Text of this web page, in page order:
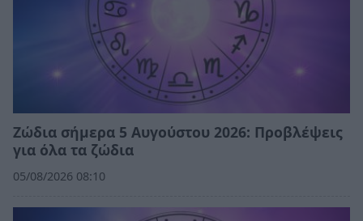
Ζώδια σήμερα 5 Αυγούστου 2026: Προβλέψεις
για όλα τα ζώδια
05/08/2026 08:10